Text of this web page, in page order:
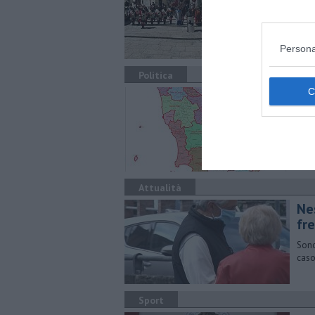
Politica
Attualità
Sport